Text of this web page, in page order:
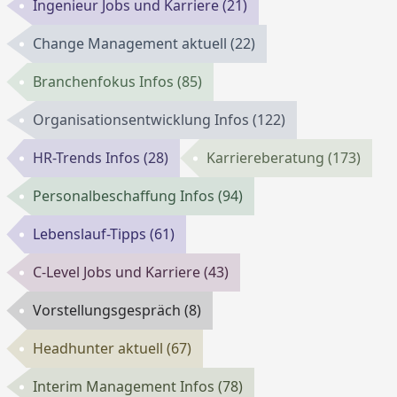
Ingenieur Jobs und Karriere(21)
Change Management aktuell(22)
Branchenfokus Infos(85)
Organisationsentwicklung Infos(122)
HR-Trends Infos(28) Karriereberatung(173)
Personalbeschaffung Infos(94)
Lebenslauf-Tipps(61)
C-Level Jobs und Karriere(43)
Vorstellungsgespräch(8)
Headhunter aktuell(67)
Interim Management Infos(78)